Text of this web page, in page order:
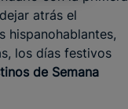
atrás el
hispanohablantes,
los días festivos
de Semana